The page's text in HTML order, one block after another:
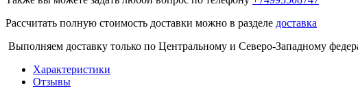
Рассчитать полную стоимость доставки можно в разделе доставка
Выполняем доставку только по Центральному и Северо-Западному
Характеристики
Отзывы